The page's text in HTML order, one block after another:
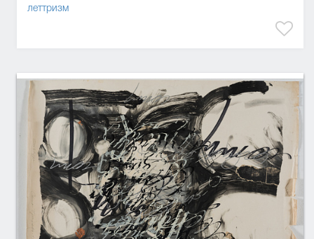
леттризм